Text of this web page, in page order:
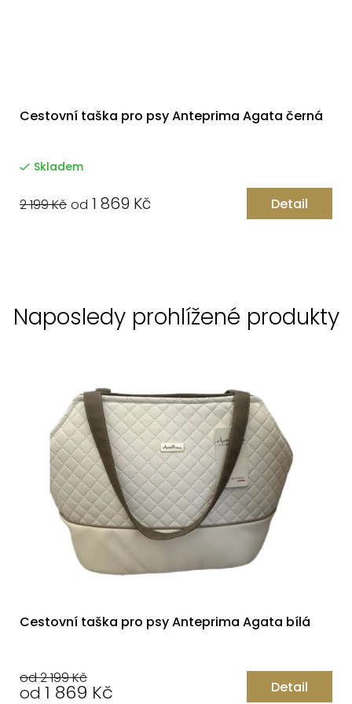
Cestovní taška pro psy Anteprima Agata černá
Skladem
2 199 Kč od 1 869 Kč Detail
Naposledy prohlížené produkty
Cestovní taška pro psy Anteprima Agata bílá
od 2 199 Kč
od 1 869 Kč Detail